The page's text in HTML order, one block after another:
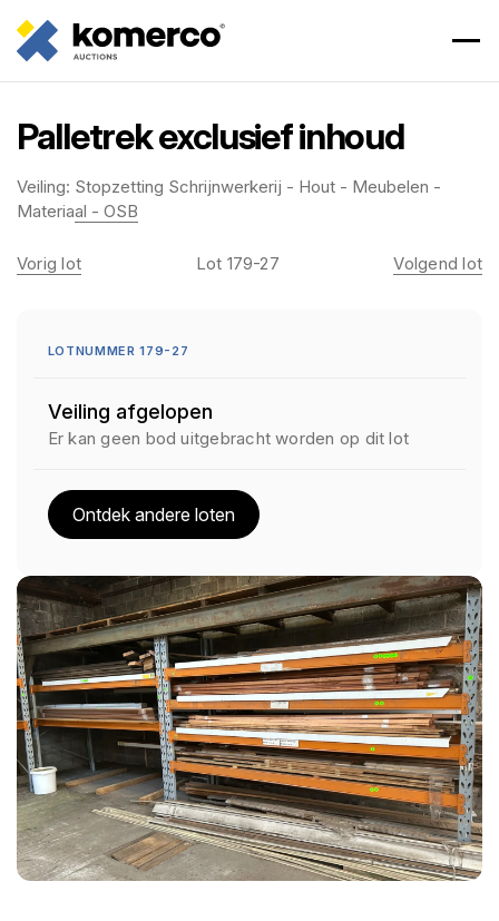
Palletrek exclusief inhoud
Veiling: Stopzetting Schrijnwerkerij - Hout - Meubelen -
Materiaal - OSB
Vorig lot Lot 179-27 Volgend lot
LOTNUMMER 179-27
Veiling afgelopen
Er kan geen bod uitgebracht worden op dit lot
Ontdek andere loten